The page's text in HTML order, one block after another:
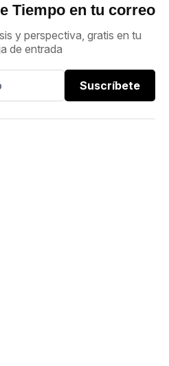
Tiempo en tu correo
y perspectiva, gratis en tu
de entrada
Suscríbete